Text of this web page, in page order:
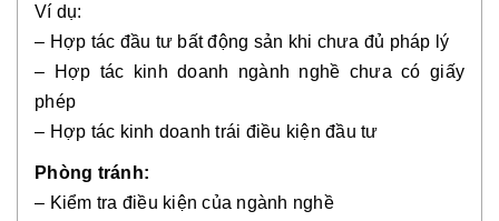
Ví dụ:
– Hợp tác đầu tư bất động sản khi chưa đủ pháp lý
– Hợp tác kinh doanh ngành nghề chưa có giấy
phép
– Hợp tác kinh doanh trái điều kiện đầu tư
Phòng tránh:
– Kiểm tra điều kiện của ngành nghề